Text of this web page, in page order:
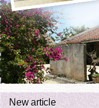
New article